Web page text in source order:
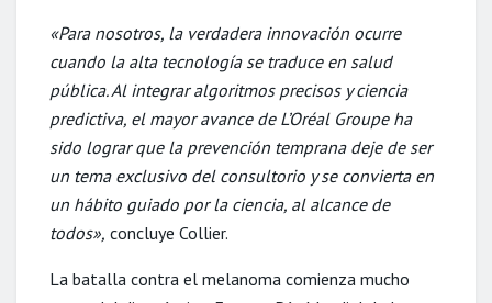
«Para nosotros, la verdadera innovación ocurre
cuando la alta tecnología se traduce en salud
pública. Al integrar algoritmos precisos y ciencia
predictiva, el mayor avance de L’Oréal Groupe ha
sido lograr que la prevención temprana deje de ser
un tema exclusivo del consultorio y se convierta en
un hábito guiado por la ciencia, al alcance de
todos», concluye Collier.
La batalla contra el melanoma comienza mucho